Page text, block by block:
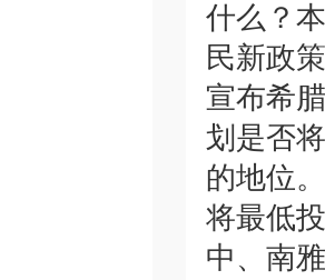
什么？
民新政
宣布希
划是否
的地位
将最低
中、南